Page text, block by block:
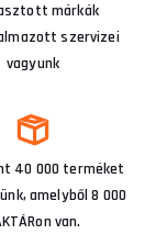
márkák
szervizei
vagyunk
40 000 terméket
amelyből 8 000
van.